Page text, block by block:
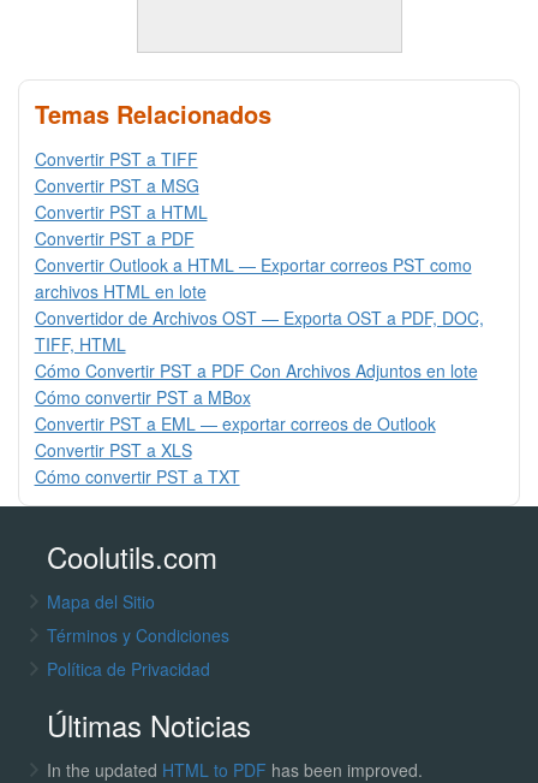
Temas Relacionados
Convertir PST a TIFF
Convertir PST a MSG
Convertir PST a HTML
Convertir PST a PDF
Convertir Outlook a HTML — Exportar correos PST como
archivos HTML en lote
Convertidor de Archivos OST — Exporta OST a PDF, DOC,
TIFF, HTML
Cómo Convertir PST a PDF Con Archivos Adjuntos en lote
Cómo convertir PST a MBox
Convertir PST a EML — exportar correos de Outlook
Convertir PST a XLS
Cómo convertir PST a TXT
Coolutils.com
Mapa del Sitio
Términos y Condiciones
Política de Privacidad
Últimas Noticias
In the updated HTML to PDF has been improved.